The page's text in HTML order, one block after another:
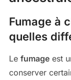
Fumage à
quelles
Le fumageest
conserver